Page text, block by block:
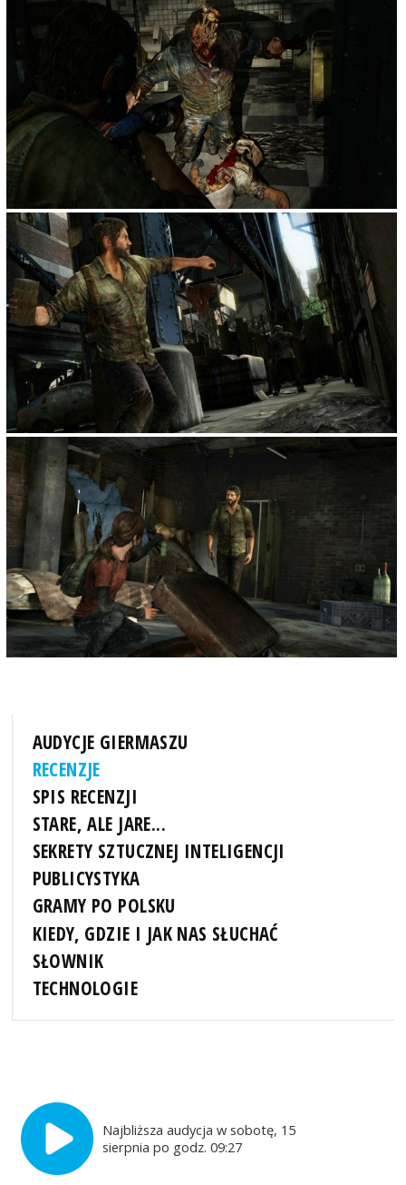
AUDYCJE GIERMASZU
RECENZJE
SPIS RECENZJI
STARE, ALE JARE...
SEKRETY SZTUCZNEJ INTELIGENCJI
PUBLICYSTYKA
GRAMY PO POLSKU
KIEDY, GDZIE I JAK NAS SŁUCHAĆ
SŁOWNIK
TECHNOLOGIE
Najbliższa audycja w sobotę, 15
sierpnia po godz. 09:27